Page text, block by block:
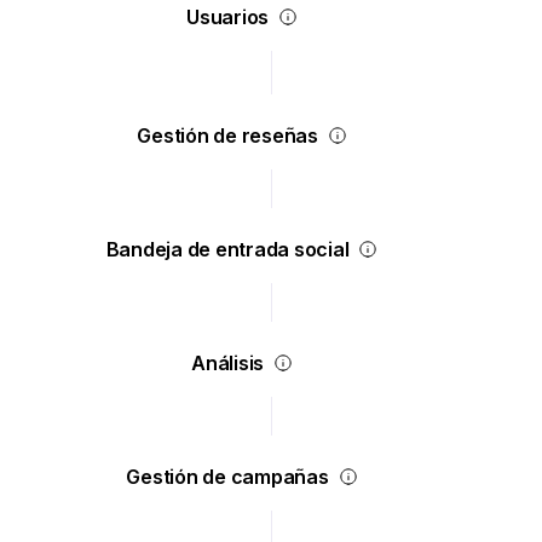
Usuarios
Gestión de reseñas
Bandeja de entrada social
Análisis
Gestión de campañas